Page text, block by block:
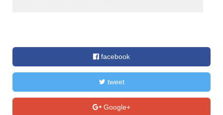
facebook
tweet
Google+